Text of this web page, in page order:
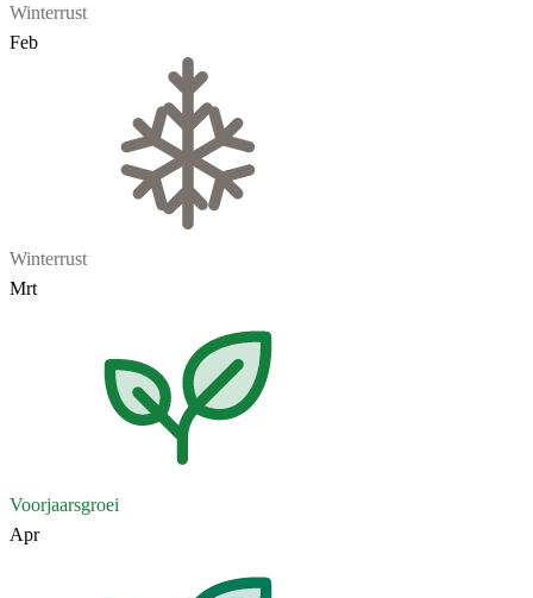
Winterrust
Feb
Winterrust
Mrt
Voorjaarsgroei
Apr